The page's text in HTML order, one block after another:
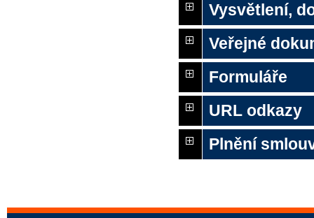
Vysvětlení,
Veřejné
Formuláře
URL odkazy
Plnění